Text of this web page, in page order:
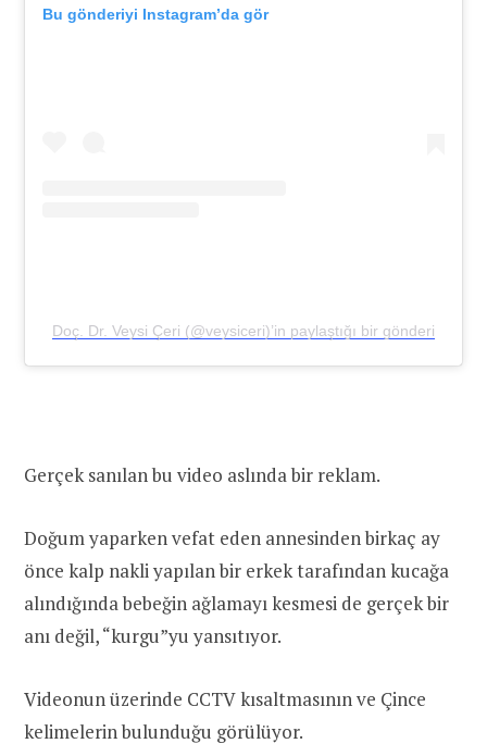
Bu gönderiyi Instagram’da gör
Doç. Dr. Veysi Çeri (@veysiceri)’in paylaştığı bir gönderi
Gerçek sanılan bu video aslında bir reklam.
Doğum yaparken vefat eden annesinden birkaç ay
önce kalp nakli yapılan bir erkek tarafından kucağa
alındığında bebeğin ağlamayı kesmesi de gerçek bir
anı değil, “kurgu”yu yansıtıyor.
Videonun üzerinde CCTV kısaltmasının ve Çince
kelimelerin bulunduğu görülüyor.